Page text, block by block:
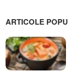
ARTICOLE